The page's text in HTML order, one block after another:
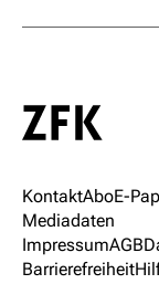
KontaktAboE-
Mediadaten
ImpressumAGB
Barrierefreiheit